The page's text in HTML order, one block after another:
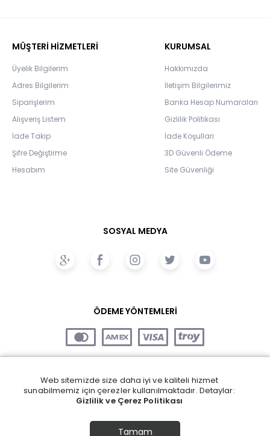
MÜŞTERİ HİZMETLERİ
Üyelik Bilgilerim
Adres Bilgilerim
Siparişlerim
Alışveriş Listem
İade Takip
Şifre Değiştirme
Hesabım
KURUMSAL
Hakkımızda
İletişim Bilgilerimiz
Banka Hesap Numaraları
Gizlilik Politikası
İade Koşulları
3D Güvenli Ödeme
Site Güvenliği
SOSYAL MEDYA
ÖDEME YÖNTEMLERİ
Web sitemizde size daha iyi ve kaliteli hizmet
sunabilmemiz için çerezler kullanılmaktadır. Detaylar:
Gizlilik ve Çerez Politikası
Tamam